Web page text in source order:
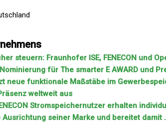
steuern: Fraunhofer ISE, FENECON und
für The smarter E AWARD und
neue funktionale Maßstäbe im
weltweit aus
Stromspeichernutzer erhalten
Ausrichtung seiner Marke und bereitet damit